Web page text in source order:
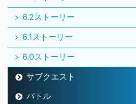
6.2ストーリー
6.1ストーリー
6.0ストーリー
サブクエスト
バトル